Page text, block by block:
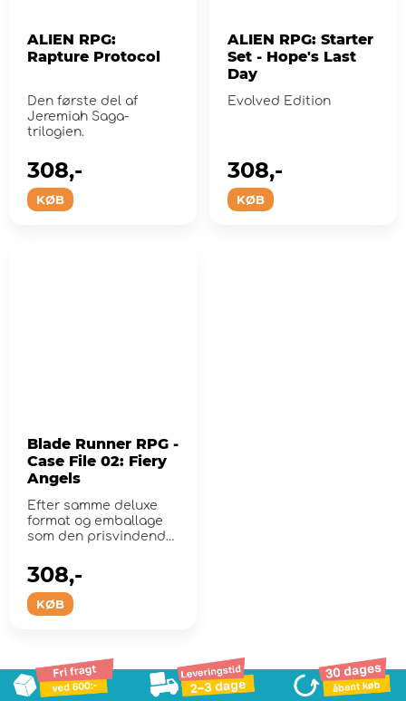
ALIEN RPG:
Rapture Protocol
Den første del af
Jeremiah Saga-
trilogien.
KØB
308,-
ALIEN RPG: Starter
Set - Hope's Last
Day
Evolved Edition
KØB
308,-
Blade Runner RPG -
Case File 02: Fiery
Angels
Efter samme deluxe
format og emballage
som den prisvindende
Dreams.
KØB
308,-